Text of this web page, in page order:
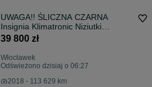
UWAGA!! ŚLICZNA CZARNA
Insignia Klimatronic Niziutki
Przebieg 113 Tyś
39 800 zł
Włocławek
Odświeżono dzisiaj o 06:27
2018 - 113 629 km